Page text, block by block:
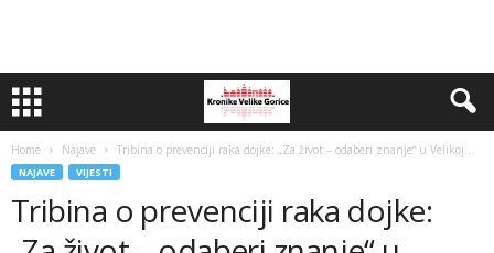
Home Najave Tribina o prevenciji raka dojke: „Za život – odaberi znanje“ u Velikoj...
NAJAVE VIJESTI
Tribina o prevenciji raka dojke: